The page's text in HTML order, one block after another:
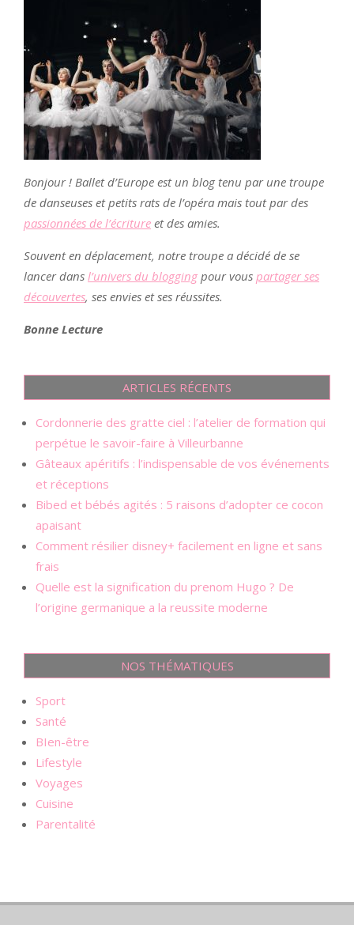
Bonjour ! Ballet d’Europe est un blog tenu par une troupe
de danseuses et petits rats de l’opéra mais tout par des
passionnées de l’écriture et des amies.
Souvent en déplacement, notre troupe a décidé de se
lancer dans l’univers du blogging pour vous partager ses
découvertes, ses envies et ses réussites.
Bonne Lecture
ARTICLES RÉCENTS
Cordonnerie des gratte ciel : l’atelier de formation qui
perpétue le savoir-faire à Villeurbanne
Gâteaux apéritifs : l’indispensable de vos événements
et réceptions
Bibed et bébés agités : 5 raisons d’adopter ce cocon
apaisant
Comment résilier disney+ facilement en ligne et sans
frais
Quelle est la signification du prenom Hugo ? De
l’origine germanique a la reussite moderne
NOS THÉMATIQUES
Sport
Santé
BIen-être
Lifestyle
Voyages
Cuisine
Parentalité